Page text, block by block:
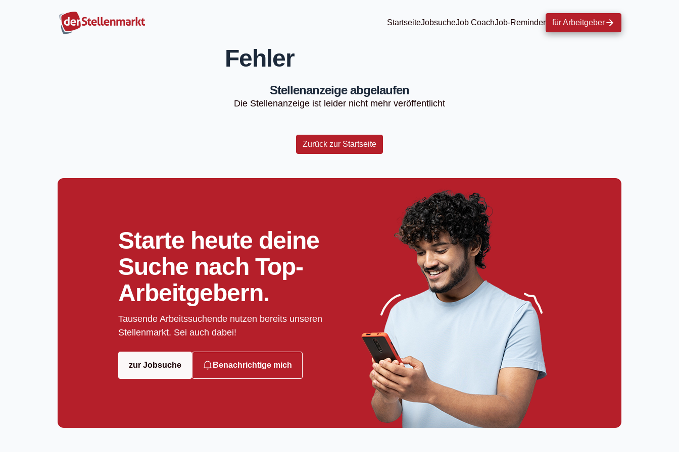
StartseiteJobsucheJob CoachJob-Reminder für Arbeitgeber
Fehler
Stellenanzeige abgelaufen
Die Stellenanzeige ist leider nicht mehr veröffentlicht
Zurück zur Startseite
Starte heute deine
Suche nach Top-
Arbeitgebern.
Tausende Arbeitssuchende nutzen bereits unseren
Stellenmarkt. Sei auch dabei!
zur Jobsuche Benachrichtige mich